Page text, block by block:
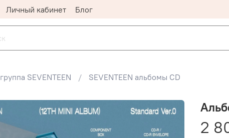
Личный кабинет Блог
группа SEVENTEEN SEVENTEEN альбомы CD
2